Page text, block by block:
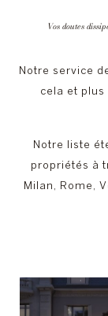
Vos doutes
Notre service
cela et
Notre liste
propriétés à
Milan, Rome,